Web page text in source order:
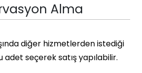
Alma
diğer hizmetlerden istediği
seçerek satış yapılabilir.